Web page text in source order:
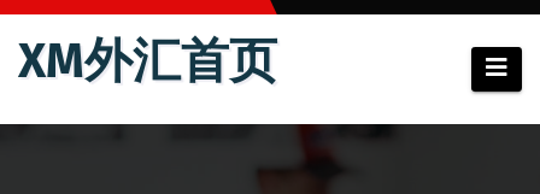
跳
XM外汇首页